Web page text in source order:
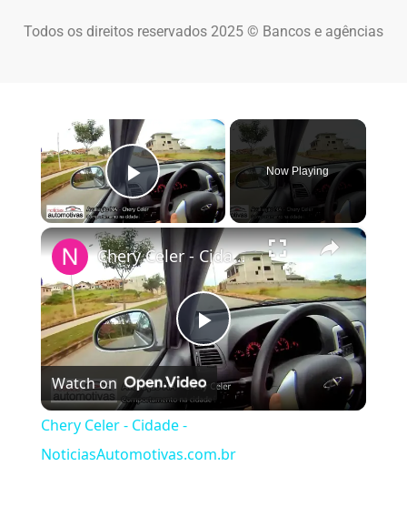
Todos os direitos reservados 2025 © Bancos e agências
×
Play Video
Now Playing
×
Play Video
Chery Celer - Cidade - NoticiasAutomotivas.com.br
Watch on
Chery Celer - Cidade -
NoticiasAutomotivas.com.br